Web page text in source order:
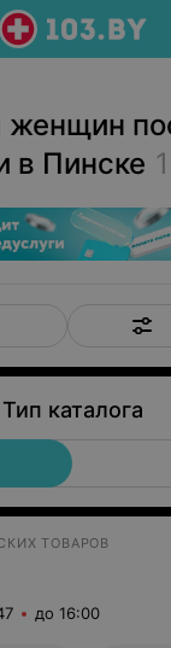
женщин
в Пинске 1
Тип каталога
ТОВАРОВ
до 16:00